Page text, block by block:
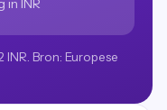
in INR
INR. Bron: Europese